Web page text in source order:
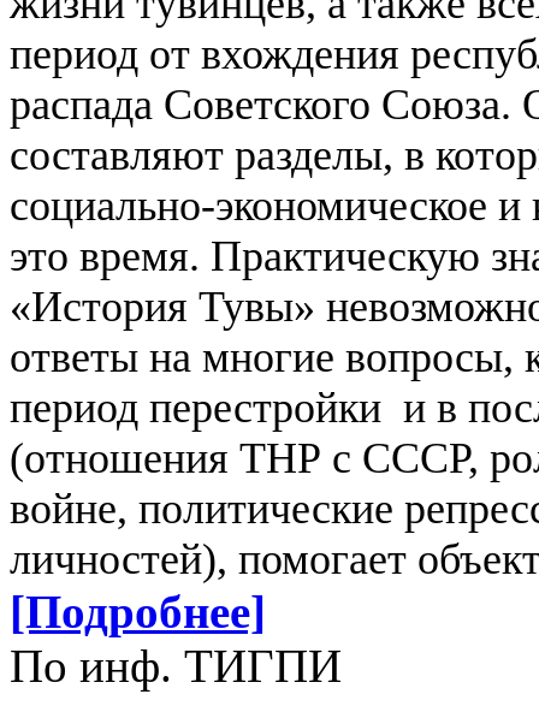
период от вхождения
распада Советского
составляют разделы, в
социально-экономическое и
это время. Практическую
«История Тувы»
ответы на многие вопросы,
период перестройки и в
(отношения ТНР с СССР,
войне, политические
личностей), помогает
[Подробнее]
По инф. ТИГПИ